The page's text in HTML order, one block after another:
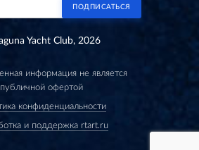
ПОДПИСАТЬСЯ
Yacht Club, 2026
информация не является
публичной офертой
конфиденциальности
и поддержка rtart.ru